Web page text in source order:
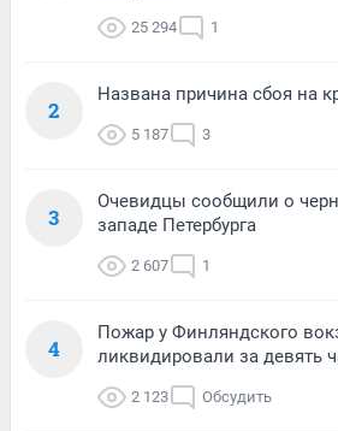
25 294 1
2
Названа причина сбоя на
5 187 3
3
Очевидцы сообщили о
западе Петербурга
2 607 1
4
Пожар у Финляндского
ликвидировали за девять
2 123 Обсудить